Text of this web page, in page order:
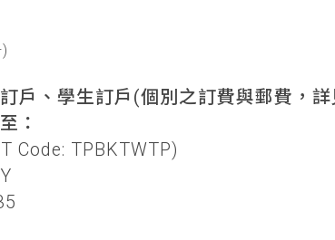
戶、學生訂戶(個別之訂費與郵費，
：
Code: TPBKTWTP)